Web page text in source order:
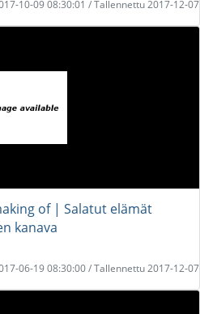
10-09 08:30:01 / Tallennettu 2017-12-07
of | Salatut elämät
kanava
06-19 08:30:00 / Tallennettu 2017-12-07